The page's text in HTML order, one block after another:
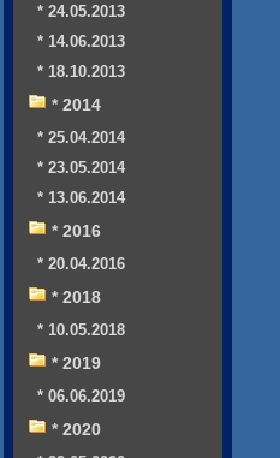
* 24.05.2013
* 14.06.2013
* 18.10.2013
* 2014
* 25.04.2014
* 23.05.2014
* 13.06.2014
* 2016
* 20.04.2016
* 2018
* 10.05.2018
* 2019
* 06.06.2019
* 2020